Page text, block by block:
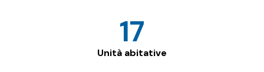
Unità abitative
17